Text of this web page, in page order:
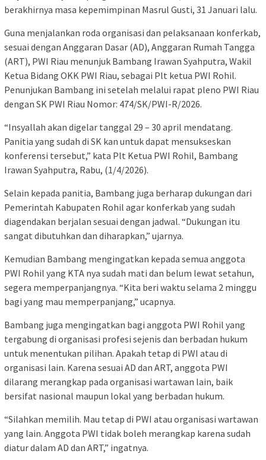
berakhirnya masa kepemimpinan Masrul Gusti, 31 Januari lalu.
Guna menjalankan roda organisasi dan pelaksanaan konferkab,
sesuai dengan Anggaran Dasar (AD), Anggaran Rumah Tangga
(ART), PWI Riau menunjuk Bambang Irawan Syahputra, Wakil
Ketua Bidang OKK PWI Riau, sebagai Plt ketua PWI Rohil.
Penunjukan Bambang ini setelah melalui rapat pleno PWI Riau
dengan SK PWI Riau Nomor: 474/SK/PWI-R/2026.
“Insyallah akan digelar tanggal 29 – 30 april mendatang.
Panitia yang sudah di SK kan untuk dapat mensukseskan
konferensi tersebut,” kata Plt Ketua PWI Rohil, Bambang
Irawan Syahputra, Rabu, (1/4/2026).
Selain kepada panitia, Bambang juga berharap dukungan dari
Pemerintah Kabupaten Rohil agar konferkab yang sudah
diagendakan berjalan sesuai dengan jadwal. “Dukungan itu
sangat dibutuhkan dan diharapkan,” ujarnya.
Kemudian Bambang mengingatkan kepada semua anggota
PWI Rohil yang KTA nya sudah mati dan belum lewat setahun,
segera memperpanjangnya. “Kita beri waktu selama 2 minggu
bagi yang mau memperpanjang,” ucapnya.
Bambang juga mengingatkan bagi anggota PWI Rohil yang
tergabung di organisasi profesi sejenis dan berbadan hukum
untuk menentukan pilihan. Apakah tetap di PWI atau di
organisasi lain. Karena sesuai AD dan ART, anggota PWI
dilarang merangkap pada organisasi wartawan lain, baik
bersifat nasional maupun lokal yang berbadan hukum.
“Silahkan memilih. Mau tetap di PWI atau organisasi wartawan
yang lain. Anggota PWI tidak boleh merangkap karena sudah
diatur dalam AD dan ART,” ingatnya.